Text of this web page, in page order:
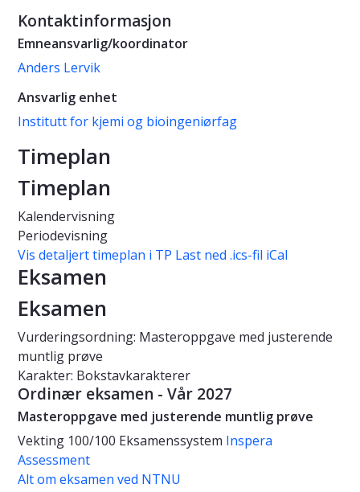
Kontaktinformasjon
Emneansvarlig/koordinator
Anders Lervik
Ansvarlig enhet
Institutt for kjemi og bioingeniørfag
Timeplan
Timeplan
Kalendervisning
Periodevisning
Vis detaljert timeplan i TP Last ned .ics-fil iCal
Eksamen
Eksamen
Vurderingsordning: Masteroppgave med justerende
muntlig prøve
Karakter: Bokstavkarakterer
Ordinær eksamen - Vår 2027
Masteroppgave med justerende muntlig prøve
Vekting 100/100 Eksamenssystem Inspera
Assessment
Alt om eksamen ved NTNU